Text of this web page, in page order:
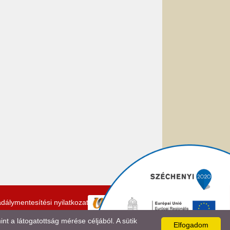
nyilatkozat
Elfogadom
a látogatottság mérése céljából. A sütik